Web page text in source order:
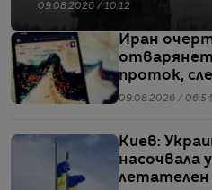
09.08.2026 / 10:12
Иран
проток,
че един от
09.08.2026 / 06:54
Киев:
насочвала
летателен